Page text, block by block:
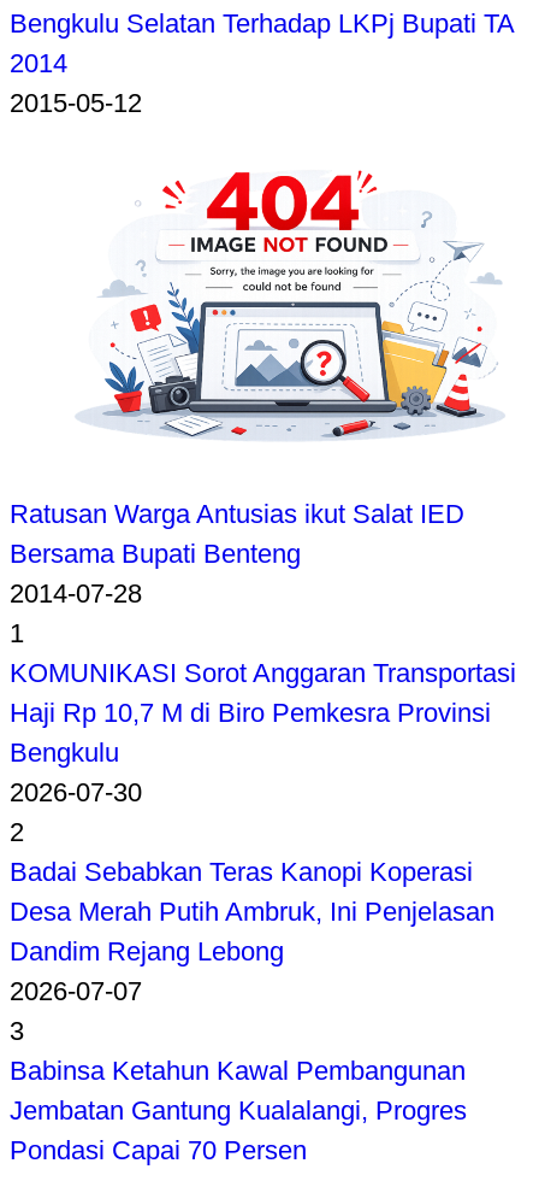
Bengkulu Selatan Terhadap LKPj Bupati TA
2014
2015-05-12
Ratusan Warga Antusias ikut Salat IED
Bersama Bupati Benteng
2014-07-28
1
KOMUNIKASI Sorot Anggaran Transportasi
Haji Rp 10,7 M di Biro Pemkesra Provinsi
Bengkulu
2026-07-30
2
Badai Sebabkan Teras Kanopi Koperasi
Desa Merah Putih Ambruk, Ini Penjelasan
Dandim Rejang Lebong
2026-07-07
3
Babinsa Ketahun Kawal Pembangunan
Jembatan Gantung Kualalangi, Progres
Pondasi Capai 70 Persen